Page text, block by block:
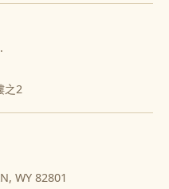
之2
WY 82801